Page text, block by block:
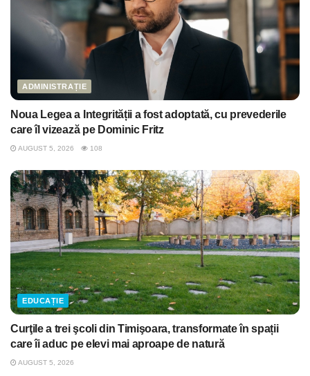
ADMINISTRAȚIE
Noua Legea a Integrității a fost adoptată, cu prevederile
care îl vizează pe Dominic Fritz
AUGUST 5, 2026 108
EDUCAȚIE
Curţile a trei şcoli din Timişoara, transformate în spații
care îi aduc pe elevi mai aproape de natură
AUGUST 5, 2026